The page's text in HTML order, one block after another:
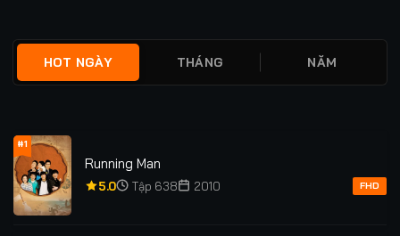
HOT NGÀY THÁNG NĂM
#1
Running Man
5.0 Tập 638 2010 FHD